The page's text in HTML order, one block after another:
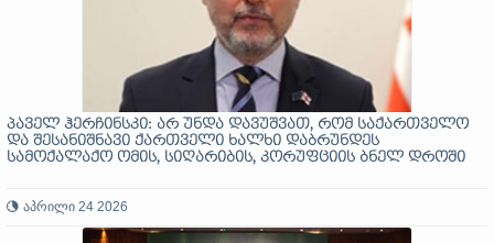
პაველ ჰერჩინსკი: არ უნდა დავუშვათ, რომ საქართველო
და შესანიშნავი ქართველი ხალხი დაბრუნდეს
სამოქალაქო ომის, სიღარიბის, კორუფციის ბნელ დროში
აპრილი 24 2026